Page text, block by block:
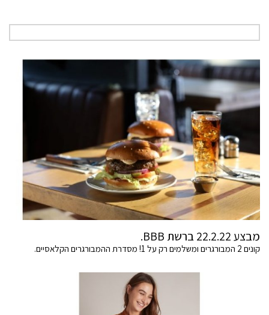
מבצע 22.2.22 ברשת BBB.
קונים 2 המבורגרים ומשלמים רק על 1! מסדרת ההמבורגרים הקלאסיים.